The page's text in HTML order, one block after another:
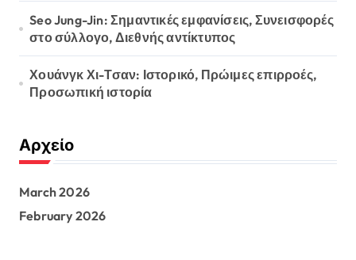
Seo Jung-Jin: Σημαντικές εμφανίσεις, Συνεισφορές
στο σύλλογο, Διεθνής αντίκτυπος
Χουάνγκ Χι-Τσαν: Ιστορικό, Πρώιμες επιρροές,
Προσωπική ιστορία
Αρχείο
March 2026
February 2026